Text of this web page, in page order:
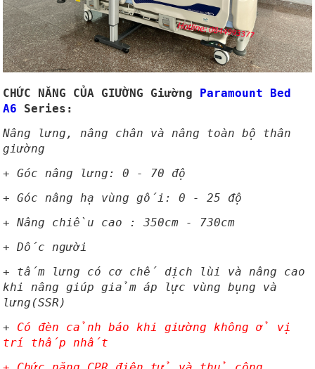
CHỨC NĂNG CỦA GIƯỜNG Giường Paramount Bed
A6 Series:
Nâng lưng, nâng chân và nâng toàn bộ thân
giường
+ Góc nâng lưng: 0 - 70 độ
+ Góc nâng hạ vùng gối: 0 - 25 độ
+ Nâng chiều cao : 350cm - 730cm
+ Dốc người
+ tấm lưng có cơ chế dịch lùi và nâng cao
khi nâng giúp giảm áp lực vùng bụng và
lưng(SSR)
+ Có đèn cảnh báo khi giường không ở vị
trí thấp nhất